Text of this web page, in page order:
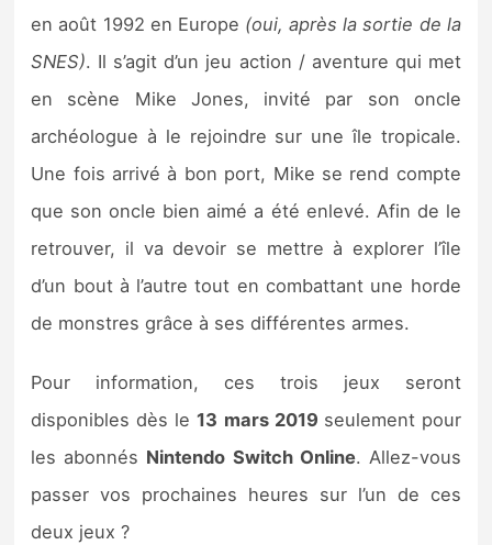
en août 1992 en Europe (oui, après la sortie de la
SNES). Il s’agit d’un jeu action / aventure qui met
en scène Mike Jones, invité par son oncle
archéologue à le rejoindre sur une île tropicale.
Une fois arrivé à bon port, Mike se rend compte
que son oncle bien aimé a été enlevé. Afin de le
retrouver, il va devoir se mettre à explorer l’île
d’un bout à l’autre tout en combattant une horde
de monstres grâce à ses différentes armes.
Pour information, ces trois jeux seront
disponibles dès le13 mars 2019 seulement pour
les abonnés Nintendo Switch Online. Allez-vous
passer vos prochaines heures sur l’un de ces
deux jeux ?